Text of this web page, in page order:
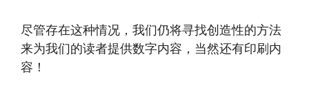
尽管存在这种情况，我们仍将寻找创造性的方法
来为我们的读者提供数字内容，当然还有印刷内
容！